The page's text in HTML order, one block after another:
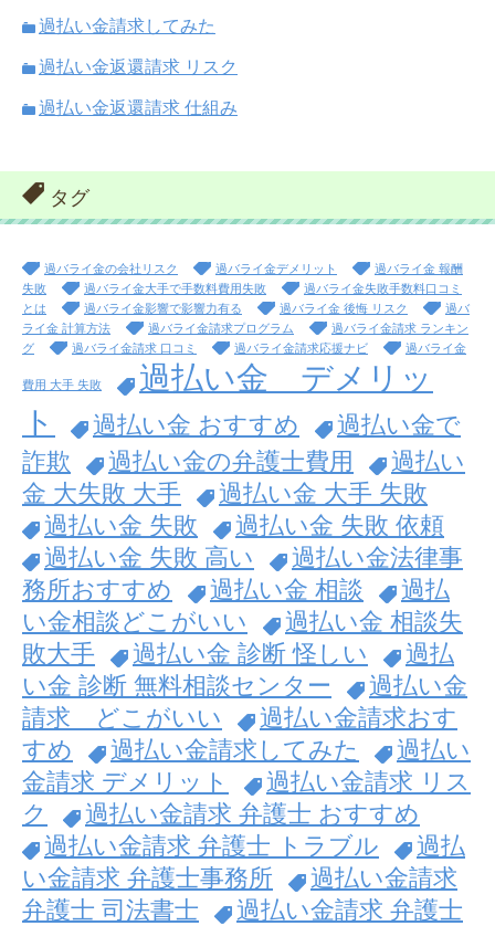
過払い金請求してみた
過払い金返還請求 リスク
過払い金返還請求 仕組み
タグ
過バライ金の会社リスク 過バライ金デメリット
過バライ金 報酬
失敗
過バライ金大手で手数料費用失敗
過バライ金失敗手数料口コミ
とは
過バライ金影響で影響力有る 過バライ金 後悔 リスク
過バ
ライ金 計算方法
過バライ金請求プログラム
過バライ金請求 ランキン
グ
過バライ金請求 口コミ 過バライ金請求応援ナビ 過バライ金
費用 大手 失敗
過払い金 デメリッ
ト
過払い金 おすすめ
過払い金で
詐欺
過払い金の弁護士費用
過払い
金 大失敗 大手
過払い金 大手 失敗
過払い金 失敗
過払い金 失敗 依頼
過払い金 失敗 高い
過払い金法律事
務所おすすめ
過払い金 相談
過払
い金相談どこがいい
過払い金 相談失
敗大手
過払い金 診断 怪しい
過払
い金 診断 無料相談センター
過払い金
請求 どこがいい
過払い金請求おす
すめ
過払い金請求してみた
過払い
金請求 デメリット
過払い金請求 リス
ク
過払い金請求 弁護士 おすすめ
過払い金請求 弁護士 トラブル
過払
い金請求 弁護士事務所
過払い金請求
弁護士 司法書士
過払い金請求 弁護士